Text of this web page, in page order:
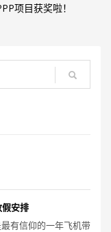
项目获奖啦！
安排
有信仰的一年飞机带